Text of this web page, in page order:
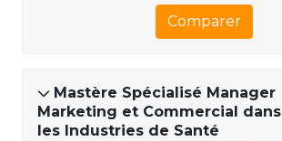
Comparer
Mastère Spécialisé Manager
Marketing et Commercial dans
les Industries de Santé